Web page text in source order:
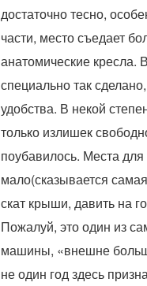
достаточно тесно,
части, место съедает
анатомические кресла.
специально так
удобства. В некой
только излишек
поубавилось. Места
мало(сказывается
скат крыши, давить на
Пожалуй, это один из
машины, «внешне
не один год здесь